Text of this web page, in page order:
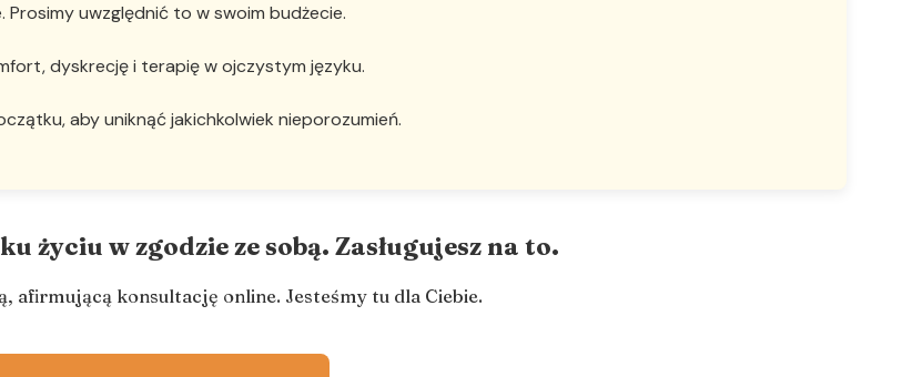
uwzględnić to w swoim budżecie.
dyskrecję i terapię w ojczystym języku.
aby uniknąć jakichkolwiek nieporozumień.
życiu w zgodzie ze sobą. Zasługujesz na to.
afirmującą konsultację online. Jesteśmy tu dla Ciebie.